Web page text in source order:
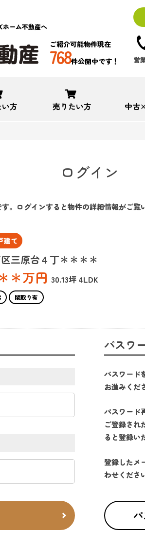
ホーム不動産へ
ご紹介可能物件現在
768件公開中です！ 営
方 売りたい方 中古
ログイン
。ログインすると物件の詳細情報がご覧
建て
三原台４丁＊＊＊＊
＊万円 30.13坪 4LDK
間取り有
パスワ
パスワード
お進みくだ
パスワード
ご登録され
ると登録い
登録したメ
わせくださ